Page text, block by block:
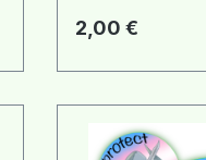
Regulärer Preis:
2,00 €